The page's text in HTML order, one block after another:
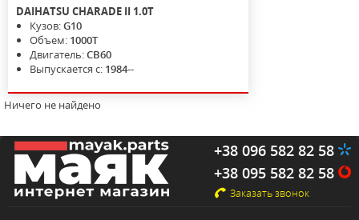
DAIHATSU CHARADE II 1.0T
Кузов:G10
Объем: 1000T
Двигатель:CB60
Выпускается с: 1984--
Ничего не найдено
+38 096 582 82 58
+38 095 582 82 58
Заказать звонок